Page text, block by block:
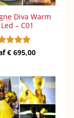
Diva Warm
– C01
€ 695,00